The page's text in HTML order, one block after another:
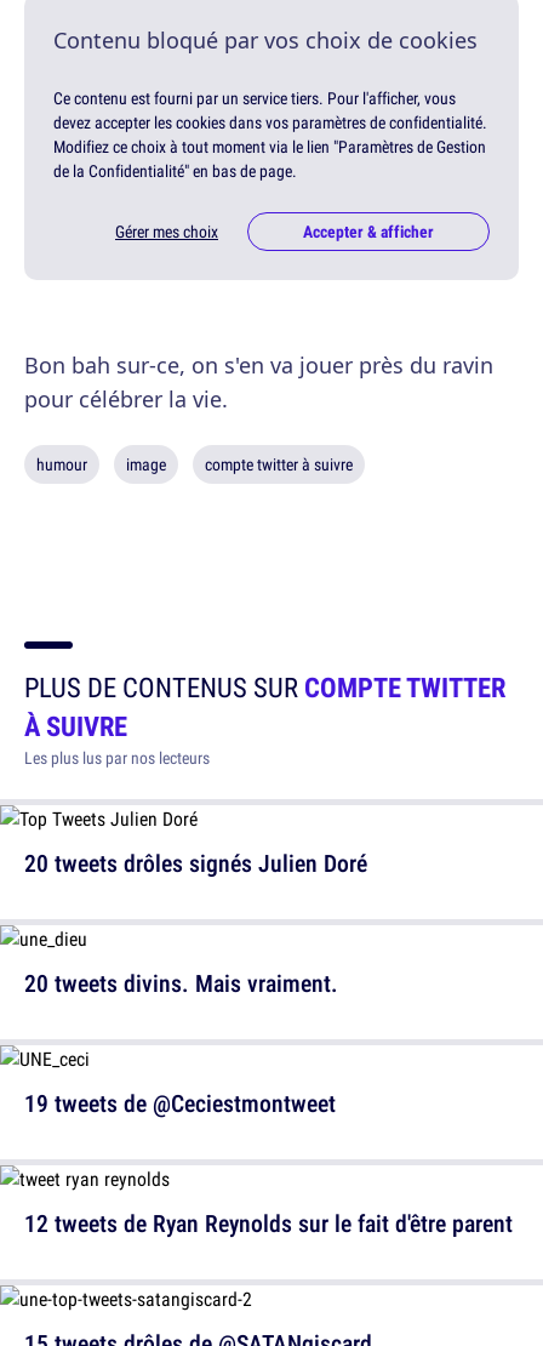
Contenu bloqué par vos choix de cookies
Ce contenu est fourni par un service tiers. Pour l'afficher, vous
devez accepter les cookies dans vos paramètres de confidentialité.
Modifiez ce choix à tout moment via le lien "Paramètres de Gestion
de la Confidentialité" en bas de page.
Gérer mes choix Accepter & afficher
Bon bah sur-ce, on s'en va jouer près du ravin
pour célébrer la vie.
humour image compte twitter à suivre
PLUS DE CONTENUS SURCOMPTE TWITTER
À SUIVRE
Les plus lus par nos lecteurs
20 tweets drôles signés Julien Doré
19 tweets de @Ceciestmontweet
20 tweets divins. Mais vraiment.
12 tweets de Ryan Reynolds sur le fait d'être parent